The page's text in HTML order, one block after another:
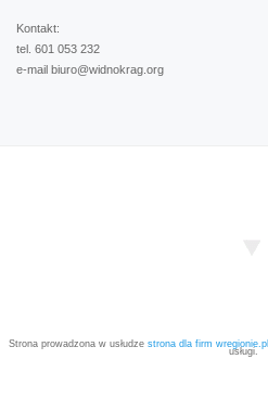
Kontakt:
tel. 601 053 232
e-mail biuro@widnokrag.org
Strona prowadzona w usłudze strona dla firm wregionie.pl
usługi.